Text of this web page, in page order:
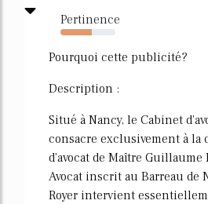
Pertinence
57%
Pourquoi cette publicité?
Description :
Situé à Nancy, le Cabinet
consacre exclusivement à la
d'avocat de Maître Guillaume
Avocat inscrit au Barreau de
Royer intervient